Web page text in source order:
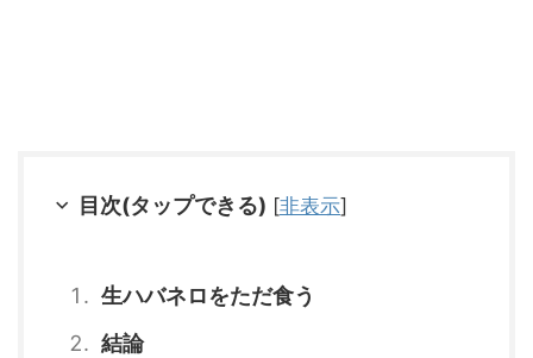
目次(タップできる) [非表示]
生ハバネロをただ食う
結論